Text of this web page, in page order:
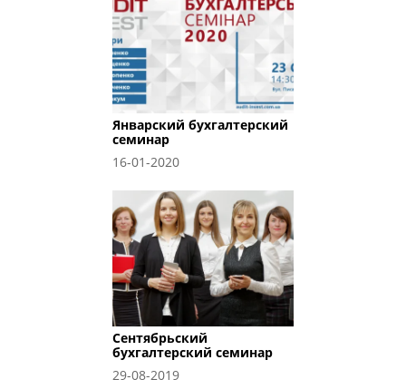
Январский бухгалтерский
семинар
16-01-2020
Сентябрьский
бухгалтерский семинар
29-08-2019